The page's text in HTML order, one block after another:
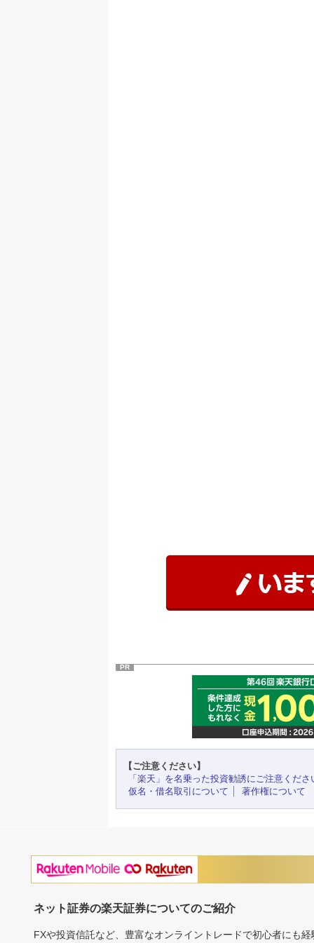
PR
【ご注意ください】
「楽天」を名乗った投資勧誘にご注意くださ
仮名・借名取引について
著作権について
ネット証券の楽天証券についてのご紹介
FXや投資信託など、豊富なオンライントレードで初心者にも